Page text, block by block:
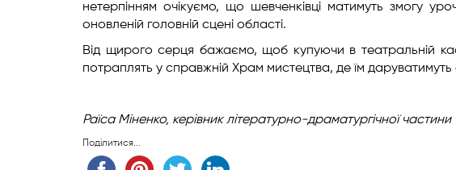
нетерпінням очікуємо, що шевченківці матимуть змогу
оновленій головній сцені області.
Від щирого серця бажаємо, щоб купуючи в театральній
потраплять у справжній Храм мистецтва, де їм
Раїса Міненко, керівник літературно-драматургічноїчастини
Поділитися...